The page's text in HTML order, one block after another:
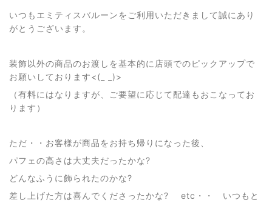
いつもエミティスバルーンをご利用いただきまして誠にあり
がとうございます。
装飾以外の商品のお渡しを基本的に店頭でのピックアップで
お願いしております<(_ _)>
（有料にはなりますが、ご要望に応じて配達もおこなってお
ります）
ただ・・お客様が商品をお持ち帰りになった後、
パフェの高さは大丈夫だったかな?
どんなふうに飾られたのかな?
差し上げた方は喜んでくださったかな? etc・・ いつもと